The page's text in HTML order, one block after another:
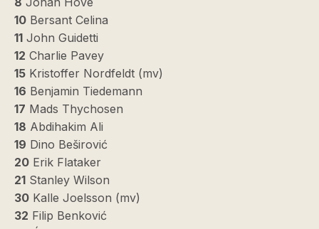
10 Bersant Celina
11 John Guidetti
12 Charlie Pavey
15 Kristoffer Nordfeldt (mv)
16 Benjamin Tiedemann
17 Mads Thychosen
18 Abdihakim Ali
19 Dino Beširović
20 Erik Flataker
21 Stanley Wilson
30 Kalle Joelsson (mv)
32 Filip Benković